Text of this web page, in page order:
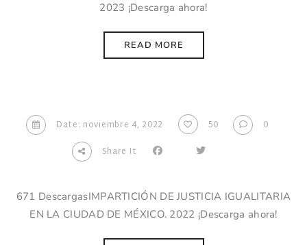
2023 ¡Descarga ahora!
READ MORE
Date: noviembre 4, 2022 50
0
Share It
671 DescargasIMPARTICIÓN DE JUSTICIA IGUALITARIA
EN LA CIUDAD DE MÉXICO. 2022 ¡Descarga ahora!